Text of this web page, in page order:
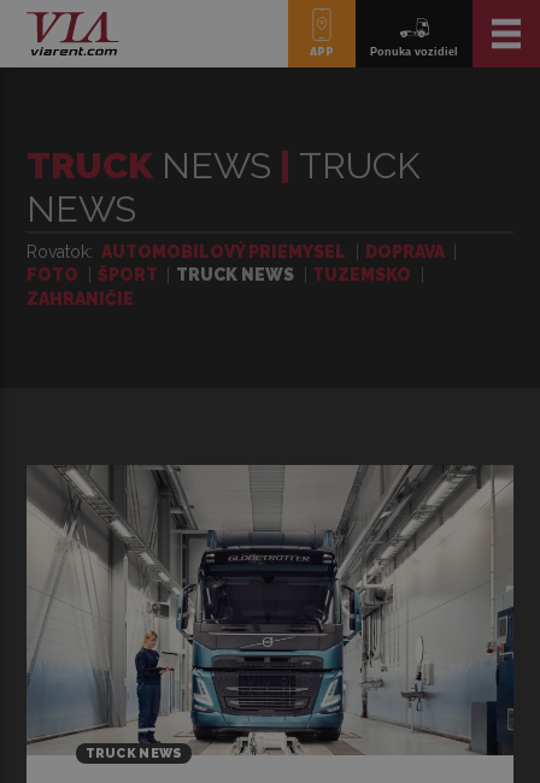
APP Ponuka vozidiel
TRUCK NEWS
TRUCK
NEWS
Rovatok AUTOMOBILOVÝ PRIEMYSEL
DOPRAVA
FOTO
ŠPORT TRUCK NEWS
TUZEMSKO
ZAHRANIČIE
TRUCK NEWS